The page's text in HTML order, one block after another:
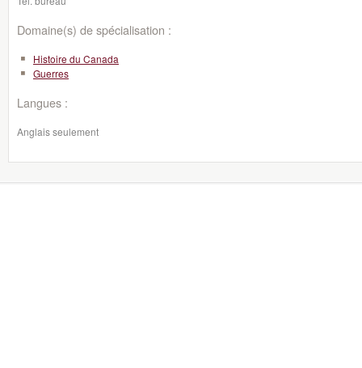
Domaine(s) de spécialisation :
Histoire du Canada
Guerres
Langues :
Anglais seulement